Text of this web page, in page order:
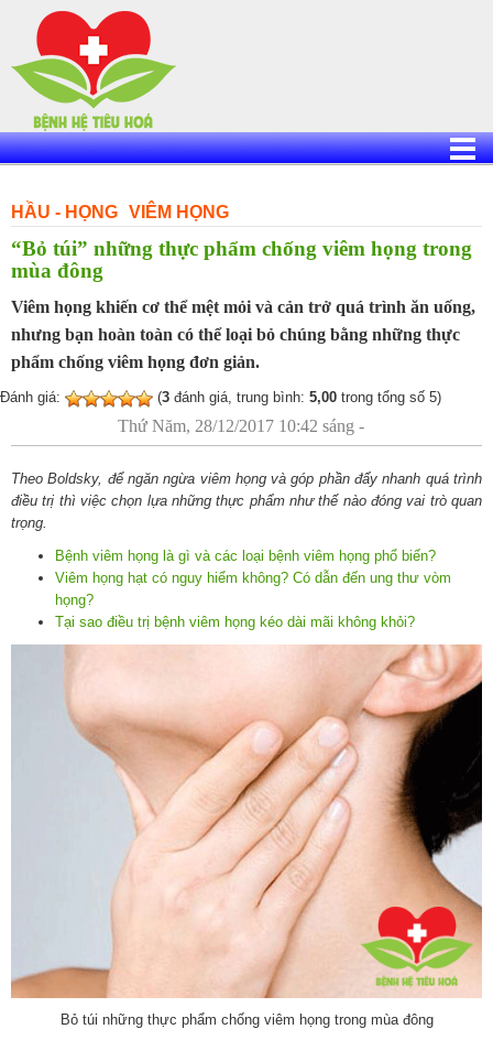
content
HẦU - HỌNG VIÊM HỌNG
“Bỏ túi” những thực phẩm chống viêm họng trong
mùa đông
Viêm họng khiến cơ thể mệt mỏi và cản trở quá trình ăn uống,
nhưng bạn hoàn toàn có thể loại bỏ chúng bằng những thực
phẩm chống viêm họng đơn giản.
Đánh giá: (3 đánh giá, trung bình: 5,00 trong tổng số 5)
Thứ Năm, 28/12/2017 10:42 sáng -
Theo Boldsky, để ngăn ngừa viêm họng và góp phần đẩy nhanh quá trình
điều trị thì việc chọn lựa những thực phẩm như thế nào đóng vai trò quan
trọng.
Bệnh viêm họng là gì và các loại bệnh viêm họng phổ biến?
Viêm họng hạt có nguy hiểm không? Có dẫn đến ung thư vòm
họng?
Tại sao điều trị bệnh viêm họng kéo dài mãi không khỏi?
Bỏ túi những thực phẩm chống viêm họng trong mùa đông